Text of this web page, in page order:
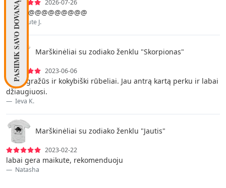
2026-07-26
Puikus@@@@@@@@@
Danute J.
Marškinėliai su zodiako ženklu "Skorpionas"
2023-06-06
Labai gražūs ir kokybiški rūbeliai. Jau antrą kartą perku ir labai
džiaugiuosi.
Ieva K.
Marškinėliai su zodiako ženklu "Jautis"
2023-02-22
labai gera maikute, rekomenduoju
Natasha
PASIIMK SAVO DOVANĄ! 🧦